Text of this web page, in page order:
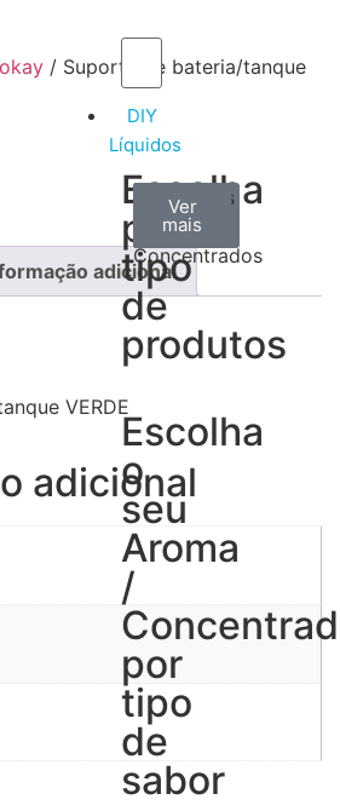
DIY
Líquidos
Escolha
por
tipo
de
produtos
Aromas
Concentrados
Ver
todos
Bases
Ver
mais
Accesorios
Ver
mais
Escolha
o
seu
Aroma
/
por
tipo
de
sabor
/ Suporte de bateria/tanque
adicional
VERDE
adicional